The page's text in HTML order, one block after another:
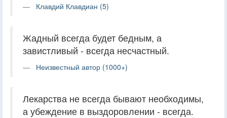
Клавдий Клавдиан (5)
Жадный всегда будет бедным, а
завистливый - всегда несчастный.
Неизвестный автор (1000+)
Лекарства не всегда бывают необходимы,
а убеждение в выздоровлении - всегда.